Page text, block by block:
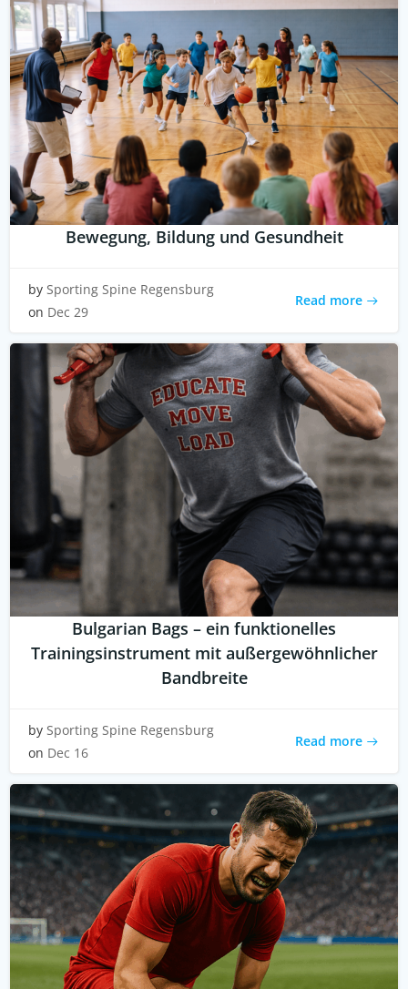
Bewegung, Bildung und Gesundheit
by Sporting Spine Regensburg
on Dec 29
Read more
Bulgarian Bags – ein funktionelles
Trainingsinstrument mit außergewöhnlicher
Bandbreite
by Sporting Spine Regensburg
on Dec 16
Read more